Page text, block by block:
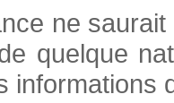
ne
quelque
informations